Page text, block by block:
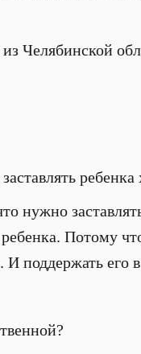
Челябинской
нужно
Потому
И поддержать его